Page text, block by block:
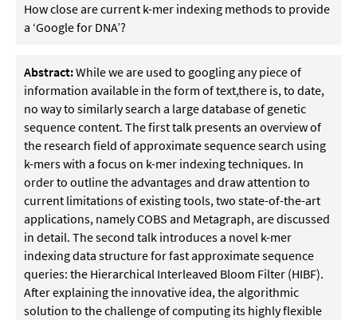
How close are current k-mer indexing methods to provide
a ‘Google for DNA’?
Abstract:While we are used to googling any piece of
information available in the form of text,there is, to date,
no way to similarly search a large database of genetic
sequence content. The first talk presents an overview of
the research field of approximate sequence search using
k-mers with a focus on k-mer indexing techniques. In
order to outline the advantages and draw attention to
current limitations of existing tools, two state-of-the-art
applications, namely COBS and Metagraph, are discussed
in detail. The second talk introduces a novel k-mer
indexing data structure for fast approximate sequence
queries: the Hierarchical Interleaved Bloom Filter (HIBF).
After explaining the innovative idea, the algorithmic
solution to the challenge of computing its highly flexible